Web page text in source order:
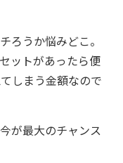
ろうか悩みどこ。
ットがあったら便
しまう金額なので
が最大のチャンス